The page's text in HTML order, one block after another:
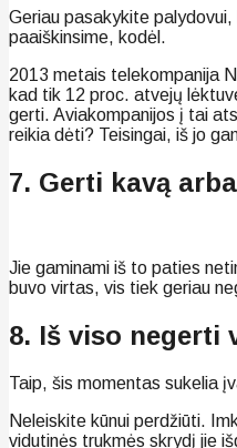
Geriau pasakykite
paaiškinsime, kodėl.
2013 metais telekompanija
kad tik 12 proc. atvejų
gerti. Aviakompanijos į tai
reikia dėti? Teisingai, iš jo
7. Gerti kavą
Jie gaminami iš to paties
buvo virtas, vis tiek geriau
8. Iš viso negerti
Taip, šis momentas sukelia
Neleiskite kūnui perdžiūti.
vidutinės trukmės skrydį jie